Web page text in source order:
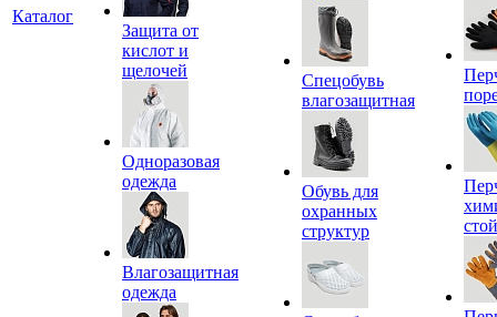
Каталог
Защита от
кислот и
щелочей
Одноразовая
одежда
Влагозащитная
одежда
Спецобувь
влагозащитная
Обувь для
охранных
структур